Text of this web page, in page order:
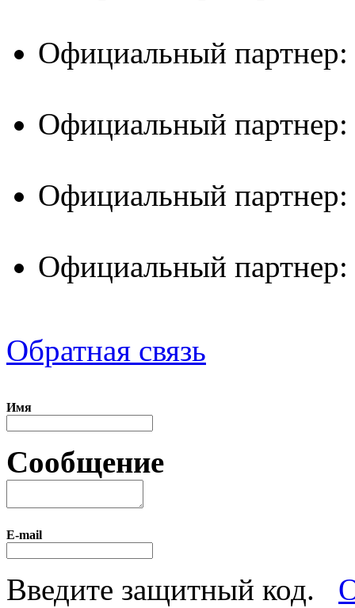
Официальный партнер:
Официальный партнер:
Официальный партнер:
Официальный партнер:
Обратная связь
Имя
Сообщение
E-mail
Введите защитный код.